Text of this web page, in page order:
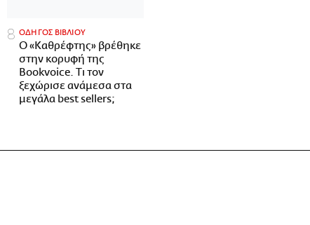
ΟΔΗΓΟΣ ΒΙΒΛΙΟΥ
Ο «Καθρέφτης» βρέθηκε
στην κορυφή της
Bookvoice. Τι τον
ξεχώρισε ανάμεσα στα
μεγάλα best sellers;